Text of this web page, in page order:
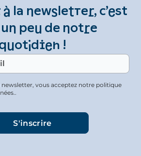
à la newsletter, c’est
peu de notre
!
newsletter, vous acceptez notre politique